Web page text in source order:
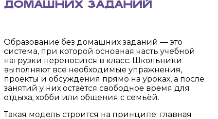
домашних заданий
Образование без домашних заданий — это
система, при которой основная часть учебной
нагрузки переносится в класс. Школьники
выполняют все необходимые упражнения,
проекты и обсуждения прямо на уроках, а после
занятий у них остаётся свободное время для
отдыха, хобби или общения с семьёй.
Такая модель строится на принципе: главная